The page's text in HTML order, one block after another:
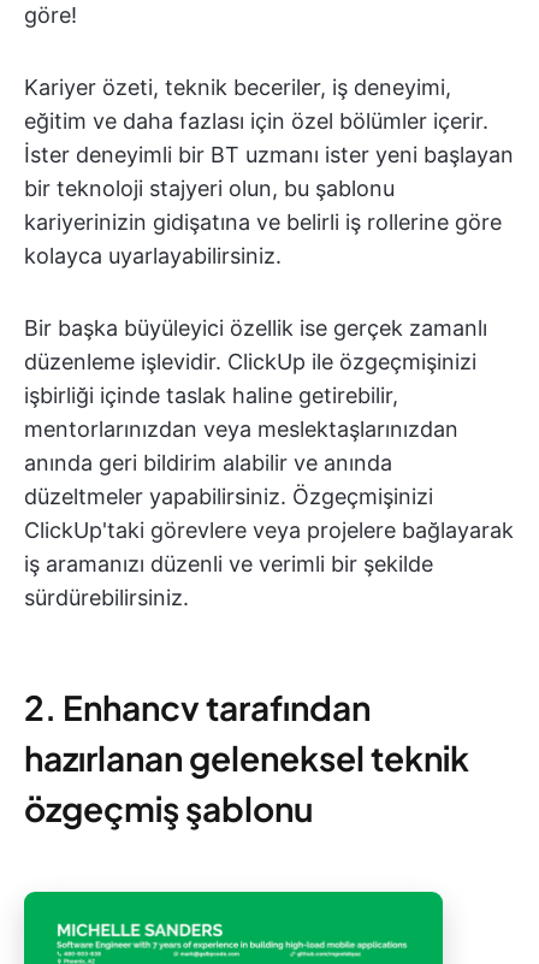
göre!
Kariyer özeti, teknik beceriler, iş deneyimi,
eğitim ve daha fazlası için özel bölümler içerir.
İster deneyimli bir BT uzmanı ister yeni başlayan
bir teknoloji stajyeri olun, bu şablonu
kariyerinizin gidişatına ve belirli iş rollerine göre
kolayca uyarlayabilirsiniz.
Bir başka büyüleyici özellik ise gerçek zamanlı
düzenleme işlevidir. ClickUp ile özgeçmişinizi
işbirliği içinde taslak haline getirebilir,
mentorlarınızdan veya meslektaşlarınızdan
anında geri bildirim alabilir ve anında
düzeltmeler yapabilirsiniz. Özgeçmişinizi
ClickUp'taki görevlere veya projelere bağlayarak
iş aramanızı düzenli ve verimli bir şekilde
sürdürebilirsiniz.
2. Enhancv tarafından
hazırlanan geleneksel teknik
özgeçmiş şablonu